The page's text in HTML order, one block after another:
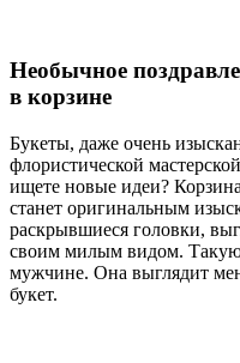
Необычное
в корзине
Букеты, даже очень
флористической
ищете новые идеи?
станет оригинальным
раскрывшиеся головки,
своим милым видом. Такую
мужчине. Она выглядит
букет.